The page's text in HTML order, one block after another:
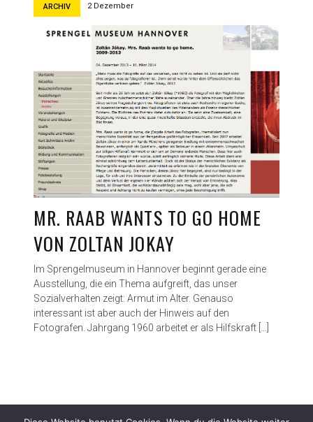
ARCHIV 2 Dezember
MR. RAAB WANTS TO GO HOME
VON ZOLTAN JOKAY
Im Sprengelmuseum in Hannover beginnt gerade eine
Ausstellung, die ein Thema aufgreift, das unser
Sozialverhalten zeigt: Armut im Alter. Genauso
interessant ist aber auch der Hinweis auf den
Fotografen. Jahrgang 1960 arbeitet er als Hilfskraft […]